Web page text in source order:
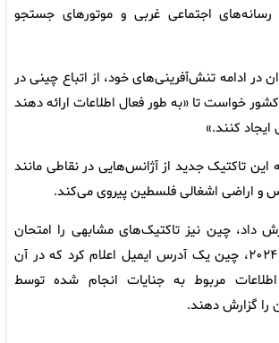
اجتماعی غربی و موتورهای جستجو
در ادامه تنش‌آفرینی‌های خود، از اتباع چینی در
خواست تا «به طور فعال اطلاعات ارائه دهند
کنند.»
این تاکتیک جدید از آژانس‌هایی در نقاطی مانند
و اراضی اشغالی فلسطین پیروی می‌کند.
داد، چین نیز تاکتیک‌های مشابهی را امتحان
کرده است. در سال ۲۰۲۴، چین یک آدرس ایمیل اعلام کرد که در آن
مربوط به جنایات انجام شده توسط
را گزارش دهند.